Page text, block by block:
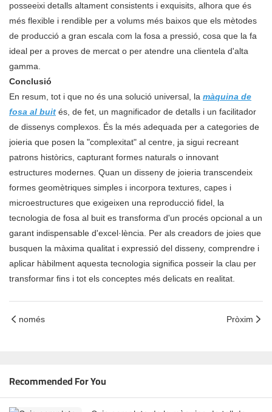
posseeixi detalls altament consistents i exquisits, alhora que és
més flexible i rendible per a volums més baixos que els mètodes
de producció a gran escala com la fosa a pressió, cosa que la fa
ideal per a proves de mercat o per atendre una clientela d'alta
gamma.
Conclusió
En resum, tot i que no és una solució universal, la màquina de
fosa al buit és, de fet, un magnificador de detalls i un facilitador
de dissenys complexos. És la més adequada per a categories de
joieria que posen la "complexitat" al centre, ja sigui recreant
patrons històrics, capturant formes naturals o innovant
estructures modernes. Quan un disseny de joieria transcendeix
formes geomètriques simples i incorpora textures, capes i
microestructures que exigeixen una reproducció fidel, la
tecnologia de fosa al buit es transforma d'un procés opcional a un
garant indispensable d'excel·lència. Per als creadors de joies que
busquen la màxima qualitat i expressió del disseny, comprendre i
aplicar hàbilment aquesta tecnologia significa posseir la clau per
transformar fins i tot els conceptes més delicats en realitat.
només Pròxim
Recommended For You